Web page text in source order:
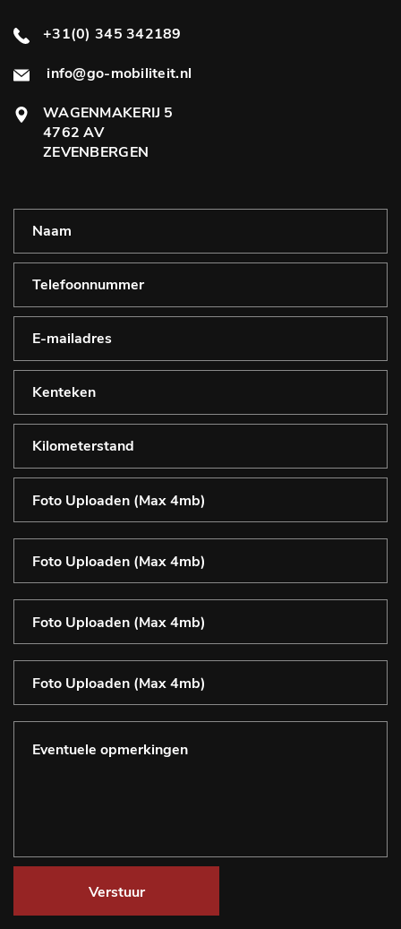
+31(0) 345 342189
info@go-mobiliteit.nl
WAGENMAKERIJ 5
4762 AV
ZEVENBERGEN
Foto Uploaden (Max 4mb)
Foto Uploaden (Max 4mb)
Foto Uploaden (Max 4mb)
Foto Uploaden (Max 4mb)
Verstuur